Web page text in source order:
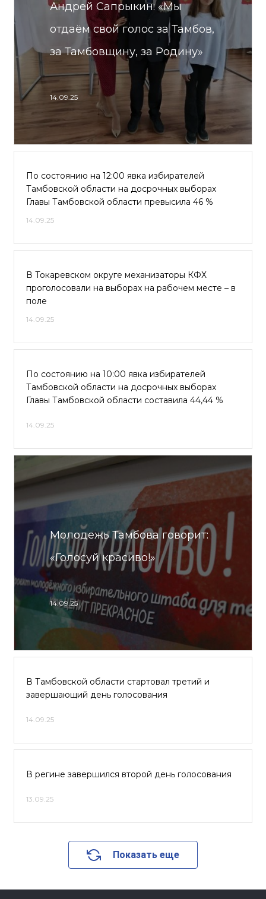
Андрей Сапрыкин: «Мы
отдаём свой голос за Тамбов,
за Тамбовщину, за Родину»
14.09.25
По состоянию на 12:00 явка избирателей
Тамбовской области на досрочных выборах
Главы Тамбовской области превысила 46 %
14.09.25
В Токаревском округе механизаторы КФХ
проголосовали на выборах на рабочем месте – в
поле
14.09.25
По состоянию на 10:00 явка избирателей
Тамбовской области на досрочных выборах
Главы Тамбовской области составила 44,44 %
14.09.25
Молодежь Тамбова говорит:
«Голосуй красиво!»
14.09.25
В Тамбовской области стартовал третий и
завершающий день голосования
14.09.25
В регине завершился второй день голосования
13.09.25
Показать еще